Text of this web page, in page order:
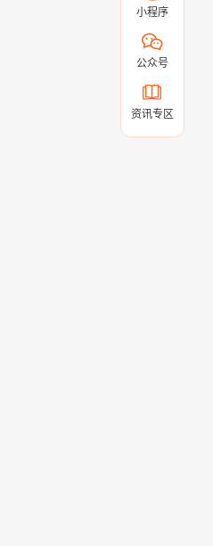
小程序
公众号
资讯专区